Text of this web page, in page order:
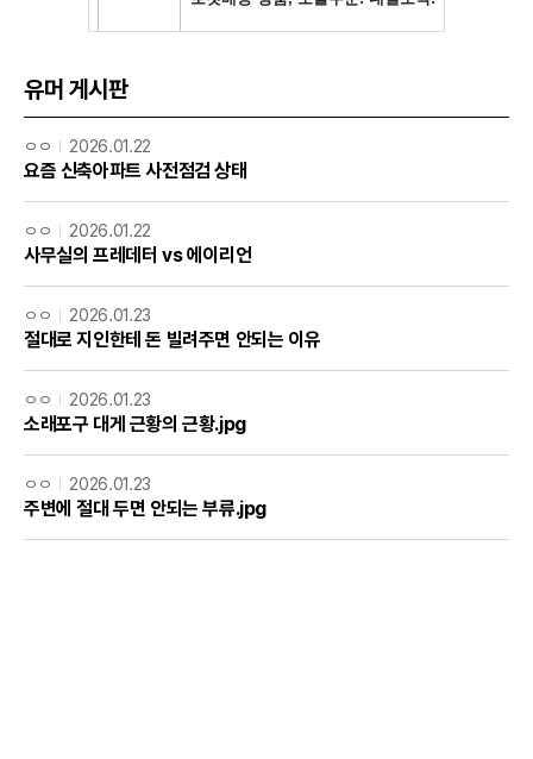
유머 게시판
ㅇㅇ 2026.01.22
요즘 신축아파트 사전점검 상태
ㅇㅇ 2026.01.22
사무실의 프레데터 vs 에이리언
ㅇㅇ 2026.01.23
절대로 지인한테 돈 빌려주면 안되는 이유
ㅇㅇ 2026.01.23
소래포구 대게 근황의 근황.jpg
ㅇㅇ 2026.01.23
주변에 절대 두면 안되는 부류.jpg